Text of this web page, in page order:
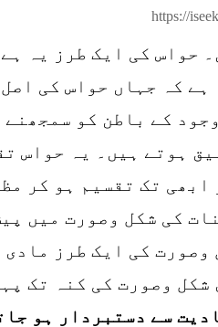
https://
حواس کی ایک طرز یہ
کہ جہاں حواس کی
کے باطن کو
ہوتے ہیں۔ یہ حواس
ابھی تک تقسیم ہو کر
کی شکل وصورت میں
وصورت کی ایک طرز
شکل وصورت کی کنہ تک
سے دستبردار ہو